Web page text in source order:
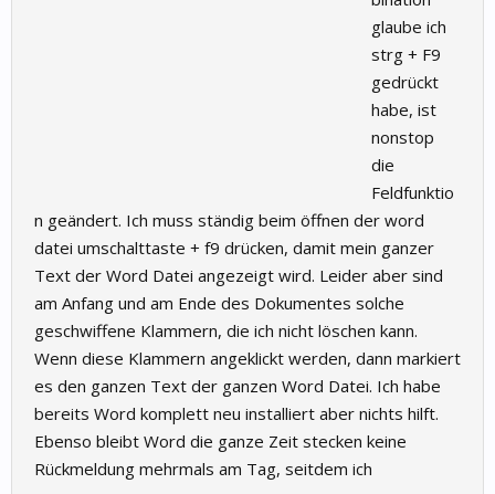
glaube ich
strg + F9
gedrückt
habe, ist
nonstop
die
Feldfunktio
n geändert. Ich muss ständig beim öffnen der word
datei umschalttaste + f9 drücken, damit mein ganzer
Text der Word Datei angezeigt wird. Leider aber sind
am Anfang und am Ende des Dokumentes solche
geschwiffene Klammern, die ich nicht löschen kann.
Wenn diese Klammern angeklickt werden, dann markiert
es den ganzen Text der ganzen Word Datei. Ich habe
bereits Word komplett neu installiert aber nichts hilft.
Ebenso bleibt Word die ganze Zeit stecken keine
Rückmeldung mehrmals am Tag, seitdem ich